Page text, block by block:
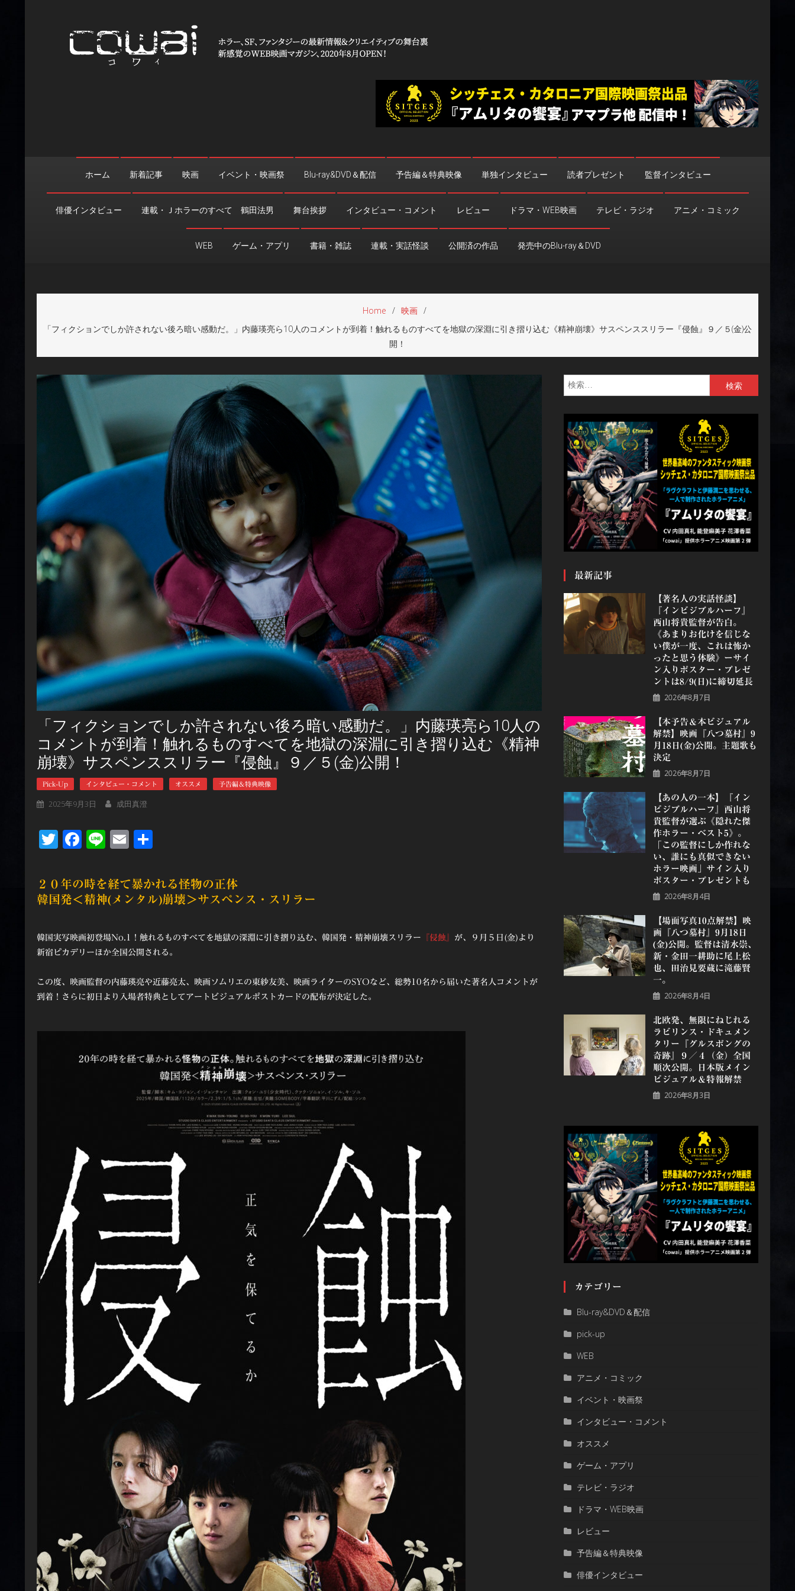
ホーム 新着記事 映画 イベント・映画祭 Blu-ray&DVD＆配信 予告編＆特典映像 単独インタビュー 読者プレゼント 監督インタビュー
俳優インタビュー 連載・Ｊホラーのすべて 鶴田法男 舞台挨拶 インタビュー・コメント レビュー ドラマ・WEB映画 テレビ・ラジオ アニメ・コミック
WEB ゲーム・アプリ 書籍・雑誌 連載・実話怪談 公開済の作品 発売中のBlu-ray＆DVD
Home
映画
「フィクションでしか許されない後ろ暗い感動だ。」内藤瑛亮ら10人のコメントが到着！触れるものすべてを地獄の深淵に引き摺り込む《精神崩壊》サスペンススリラー『侵蝕』９／５(金)公
開！
「フィクションでしか許されない後ろ暗い感動だ。」内藤瑛亮ら10人の
コメントが到着！触れるものすべてを地獄の深淵に引き摺り込む《精神
崩壊》サスペンススリラー『侵蝕』９／５(金)公開！
Pick-Up インタビュー・コメント オススメ 予告編＆特典映像
2025年9月3日 成田真澄
Twitter
Facebook
LineEmail
２０年の時を経て暴かれる怪物の正体
韓国発＜精神(メンタル)崩壊＞サスペンス・スリラー
韓国実写映画初登場No.1！触れるものすべてを地獄の深淵に引き摺り込む、韓国発・ 精神崩壊スリラー 『侵蝕』 が、９月５日(金)より
新宿ピカデリーほか全国公開される。
この度、映画監督の内藤瑛亮や近藤亮太、映画ソムリエの東紗友美、映画ライターのSYOなど、総勢10名から届いた著名人コメントが
到着！さらに初日より入場者特典としてアートビジュアルポストカードの配布が決定した。
索:
最新記事
【著名人の実話怪談】
『インビジブルハーフ』
⻄⼭将貴監督が告白。
《あまりお化けを信じな
い僕が一度、これは怖か
ったと思う体験》ーサイ
ン入りポスター・プレゼ
ントは8/9(日)に締切延長
2026年8月7日
【本予告＆本ビジュアル
解禁】映画『八つ墓村』9
月18日(金)公開。主題歌も
決定
2026年8月7日
【あの人の一本】『イン
ビジブルハーフ』⻄⼭将
貴監督が選ぶ《隠れた傑
作ホラー・ベスト5》。
「この監督にしか作れな
い、誰にも真似できない
ホラー映画」サイン入り
ポスター・プレゼントも
2026年8月4日
【場面写真10点解禁】映
画『八つ墓村』9月18日
(金)公開。監督は清水崇、
新・金田一耕助に尾上松
也、田治見要蔵に滝藤賢
一。
2026年8月4日
北欧発、無限にねじれる
ラビリンス・ドキュメン
タリー『グルスポングの
奇跡』９／４（金）全国
順次公開。日本版メイン
ビジュアル＆特報解禁
2026年8月3日
カテゴリー
Blu-ray&DVD＆配信
pick-up
WEB
アニメ・コミック
イベント・映画祭
インタビュー・コメント
オススメ
ゲーム・アプリ
テレビ・ラジオ
ドラマ・WEB映画
レビュー
予告編＆特典映像
俳優インタビュー